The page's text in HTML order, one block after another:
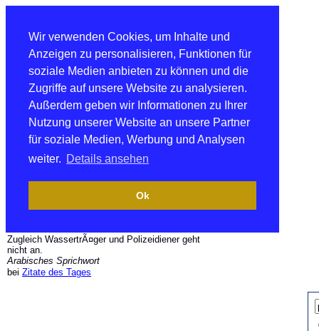
Wir verwenden Cookies, um Inhalte und
Anzeigen zu personalisieren, Funktionen für
soziale Medien anbieten zu können und die
Zugriffe auf unsere Website zu analysieren.
Außerdem geben wir Informationen zu Ihrer
Nutzung unserer Website an unsere Partner
für soziale Medien, Werbung und Analysen
weiter. Details ansehen
Ok
Zugleich WassertrÃ¤ger und Polizeidiener geht
nicht an.
Arabisches Sprichwort
bei Zitate des Tages